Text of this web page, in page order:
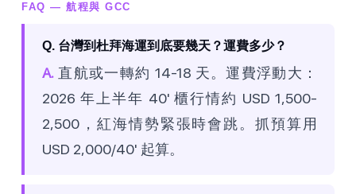
FAQ — 航程與 GCC
Q. 台灣到杜拜海運到底要幾天？運費多少？
A. 直航或一轉約 14-18 天。運費浮動大：
2026 年上半年 40' 櫃行情約 USD 1,500-
2,500，紅海情勢緊張時會跳。抓預算用
USD 2,000/40' 起算。